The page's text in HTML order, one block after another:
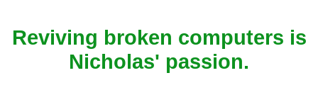
Reviving broken computers is
Nicholas' passion.